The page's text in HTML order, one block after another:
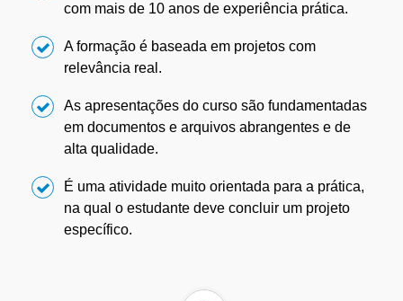
com mais de 10 anos de experiência prática.
A formação é baseada em projetos com
relevância real.
As apresentações do curso são fundamentadas
em documentos e arquivos abrangentes e de
alta qualidade.
É uma atividade muito orientada para a prática,
na qual o estudante deve concluir um projeto
específico.